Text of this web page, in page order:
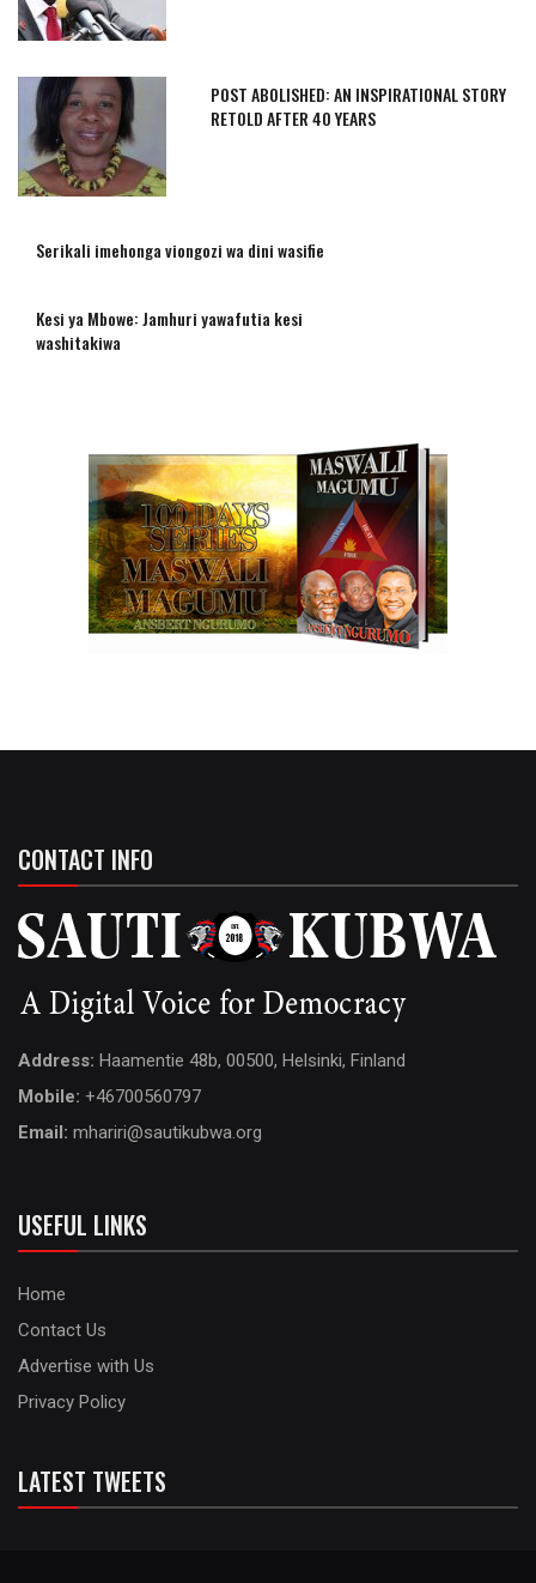
POST ABOLISHED: AN INSPIRATIONAL STORY
RETOLD AFTER 40 YEARS
Serikali imehonga viongozi wa dini wasifie
Kesi ya Mbowe: Jamhuri yawafutia kesi
washitakiwa
CONTACT INFO
Address: Haamentie 48b, 00500, Helsinki, Finland
Mobile: +46700560797
Email: mhariri@sautikubwa.org
USEFUL LINKS
Home
Contact Us
Advertise with Us
Privacy Policy
LATEST TWEETS